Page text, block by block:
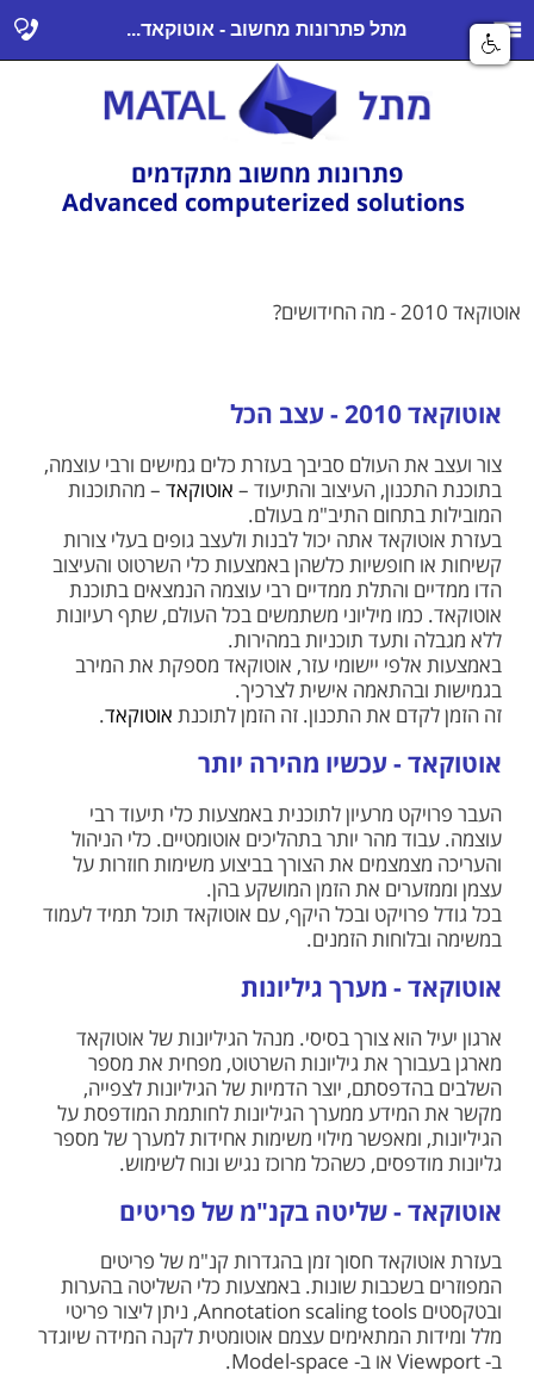
מתל פתרונות מחשוב - אוטוקאד...
פתרונות מחשוב מתקדמים
אוטוקאד 2010 - מה החידושים?
אוטוקאד 2010 - עצב הכל
צור ועצב את העולם סביבך בעזרת כלים גמישים ורבי עוצמה,
בתוכנת התכנון, העיצוב והתיעוד – אוטוקאד– מהתוכנות
המובילות בתחום התיב"מ בעולם.
בעזרת אוטוקאד אתה יכול לבנות ולעצב גופים בעלי צורות
קשיחות או חופשיות כלשהן באמצעות כלי השרטוט והעיצוב
הדו ממדיים והתלת ממדיים רבי עוצמה הנמצאים בתוכנת
אוטוקאד. כמו מיליוני משתמשים בכל העולם, שתף רעיונות
ללא מגבלה ותעד תוכניות במהירות.
באמצעות אלפי יישומי עזר, אוטוקאד מספקת את המירב
בגמישות ובהתאמה אישית לצרכיך.
זה הזמן לקדם את התכנון. זה הזמן לתוכנת אוטוקאד.
אוטוקאד - עכשיו מהירה יותר
העבר פרויקט מרעיון לתוכנית באמצעות כלי תיעוד רבי
עוצמה. עבוד מהר יותר בתהליכים אוטומטיים. כלי הניהול
והעריכה מצמצמים את הצורך בביצוע משימות חוזרות על
עצמן וממזערים את הזמן המושקע בהן.
בכל גודל פרויקט ובכל היקף, עם אוטוקאד תוכל תמיד לעמוד
במשימה ובלוחות הזמנים.
אוטוקאד - מערך גיליונות
ארגון יעיל הוא צורך בסיסי. מנהל הגיליונות של אוטוקאד
מארגן בעבורך את גיליונות השרטוט, מפחית את מספר
השלבים בהדפסתם, יוצר הדמיות של הגיליונות לצפייה,
מקשר את המידע ממערך הגיליונות לחותמת המודפסת על
הגיליונות, ומאפשר מילוי משימות אחידות למערך של מספר
גליונות מודפסים, כשהכל מרוכז נגיש ונוח לשימוש.
אוטוקאד - שליטה בקנ"מ של פריטים
בעזרת אוטוקאד חסוך זמן בהגדרות קנ"מ של פריטים
המפוזרים בשכבות שונות. באמצעות כלי השליטה בהערות
ובטקסטים Annotation scaling tools, ניתן ליצור פריטי
מלל ומידות המתאימים עצמם אוטומטית לקנה המידה שיוגדר
ב- Viewport או ב- Model-space.